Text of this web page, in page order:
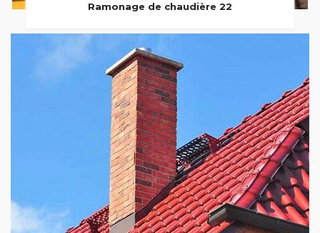
Ramonage de chaudière 22